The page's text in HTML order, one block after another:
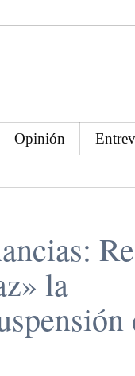
Opinión
la